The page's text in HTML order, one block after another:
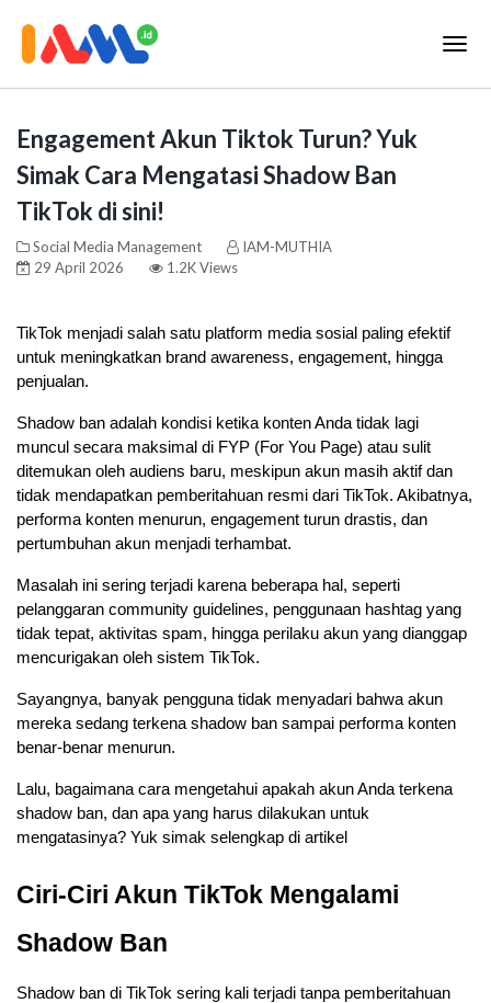
Engagement Akun Tiktok Turun? Yuk
Simak Cara Mengatasi Shadow Ban
TikTok di sini!
Social Media Management
IAM-MUTHIA
29 April 2026
1.2K Views
TikTok menjadi salah satu platform media sosial paling efektif
untuk meningkatkan brand awareness, engagement, hingga
penjualan.
Shadow ban adalah kondisi ketika konten Anda tidak lagi
muncul secara maksimal di FYP (For You Page) atau sulit
ditemukan oleh audiens baru, meskipun akun masih aktif dan
tidak mendapatkan pemberitahuan resmi dari TikTok. Akibatnya,
performa konten menurun, engagement turun drastis, dan
pertumbuhan akun menjadi terhambat.
Masalah ini sering terjadi karena beberapa hal, seperti
pelanggaran community guidelines, penggunaan hashtag yang
tidak tepat, aktivitas spam, hingga perilaku akun yang dianggap
mencurigakan oleh sistem TikTok.
Sayangnya, banyak pengguna tidak menyadari bahwa akun
mereka sedang terkena shadow ban sampai performa konten
benar-benar menurun.
Lalu, bagaimana cara mengetahui apakah akun Anda terkena
shadow ban, dan apa yang harus dilakukan untuk
mengatasinya? Yuk simak selengkap di artikel
Ciri-Ciri Akun TikTok Mengalami
Shadow Ban
Shadow ban di TikTok sering kali terjadi tanpa pemberitahuan